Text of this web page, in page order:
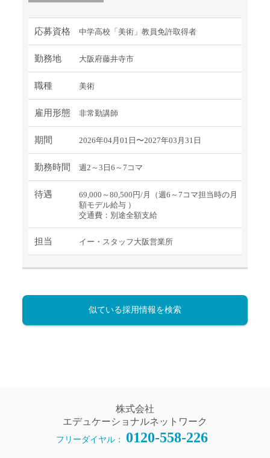
応募資格 中学高校「美術」教員免許取得者
勤務地 大阪府藤井寺市
職種 美術
雇用形態 非常勤講師
期間 2026年04月01日〜2027年03月31日
勤務時間 週2～3日6～7コマ
待遇
69,000～80,500円/月（週6～7コマ担当時の月
額モデル給与 ）
交通費：別途全額支給
担当 イー・スタッフ大阪営業所
似ている採用情報を検索
株式会社
エデュケーショナルネットワーク
フリーダイヤル： 0120-558-226